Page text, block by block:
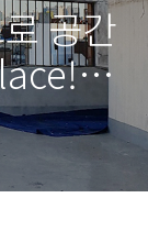
공간
2